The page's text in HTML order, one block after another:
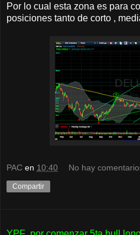
Por lo cual esta zona es para
posiciones tanto de corto ,
PAC en 10:40 No hay
Compartir